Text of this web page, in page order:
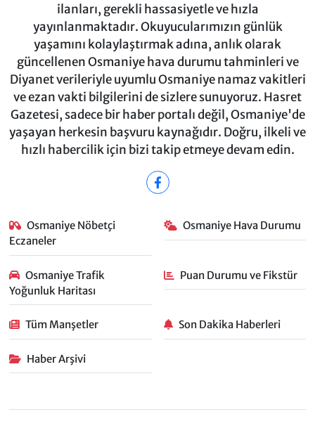
ilanları, gerekli hassasiyetle ve hızla
yayınlanmaktadır. Okuyucularımızın günlük
yaşamını kolaylaştırmak adına, anlık olarak
güncellenen Osmaniye hava durumu tahminleri ve
Diyanet verileriyle uyumlu Osmaniye namaz vakitleri
ve ezan vakti bilgilerini de sizlere sunuyoruz. Hasret
Gazetesi, sadece bir haber portalı değil, Osmaniye'de
yaşayan herkesin başvuru kaynağıdır. Doğru, ilkeli ve
hızlı habercilik için bizi takip etmeye devam edin.
Osmaniye Nöbetçi
Eczaneler
Osmaniye Hava Durumu
Osmaniye Trafik
Yoğunluk Haritası
Puan Durumu ve Fikstür
Tüm Manşetler Son Dakika Haberleri
Haber Arşivi